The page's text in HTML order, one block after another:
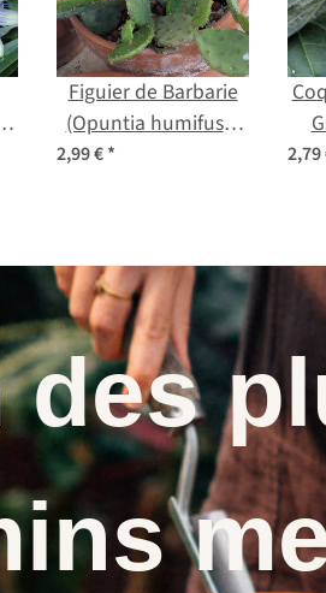
Figuier de Barbarie
(Opuntia humifusa)
2,99 €* 2,79
des